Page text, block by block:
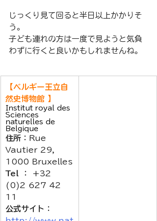
じっくり見て回ると半日以上かかりそ
う。
子ども連れの方は一度で見ようと気負
わずに行くと良いかもしれませんね。
【ベルギー王立自
然史博物館 】
Institut royal des
Sciences
naturelles de
Belgique
住所 ：Rue
Vautier 29,
1000 Bruxelles
Tel
： +32
(0)2 627 42
11
公式サイト ：